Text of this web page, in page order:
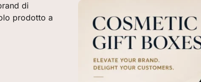
di
prodotto a